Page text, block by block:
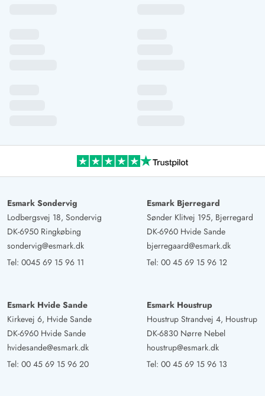
Esmark Sondervig
Lodbergsvej 18, Sondervig
DK-6950 Ringkøbing
sondervig@esmark.dk
Tel: 0045 69 15 96 11
Esmark Bjerregard
Sønder Klitvej 195, Bjerregard
DK-6960 Hvide Sande
bjerregaard@esmark.dk
Tel: 00 45 69 15 96 12
Esmark Hvide Sande
Kirkevej 6, Hvide Sande
DK-6960 Hvide Sande
hvidesande@esmark.dk
Tel: 00 45 69 15 96 20
Esmark Houstrup
Houstrup Strandvej 4, Houstrup
DK-6830 Nørre Nebel
houstrup@esmark.dk
Tel: 00 45 69 15 96 13